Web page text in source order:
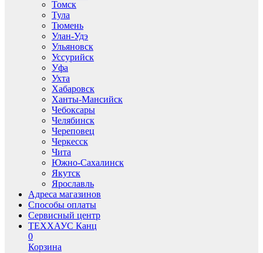
Томск
Тула
Тюмень
Улан-Удэ
Ульяновск
Уссурийск
Уфа
Ухта
Хабаровск
Ханты-Мансийск
Чебоксары
Челябинск
Череповец
Черкесск
Чита
Южно-Сахалинск
Якутск
Ярославль
Адреса магазинов
Способы оплаты
Сервисный центр
ТЕХХАУС Канц
0
Корзина